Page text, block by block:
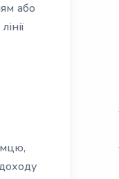
або